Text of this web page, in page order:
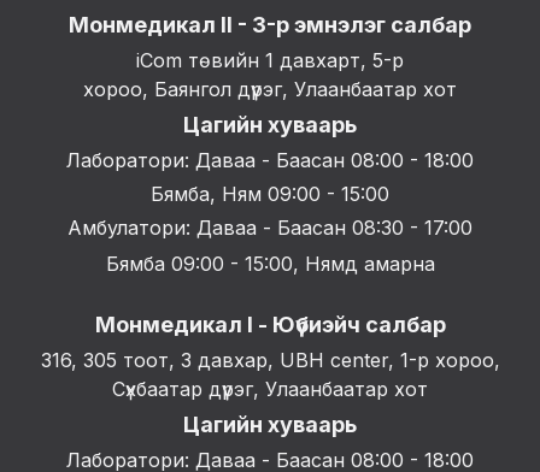
Монмедикал II - 3-р эмнэлэг салбар
iCom төвийн 1 давхарт, 5-р
хороо, Баянгол дүүрэг, Улаанбаатар хот
Цагийн хуваарь
Лаборатори: Даваа - Баасан 08:00 - 18:00
Бямба, Ням 09:00 - 15:00
Амбулатори: Даваа - Баасан 08:30 - 17:00
Бямба 09:00 - 15:00, Нямд амарна
Монмедикал I - Юүбиэйч салбар
316, 305 тоот, 3 давхар, UBH center, 1-р хороо,
Сүхбаатар дүүрэг, Улаанбаатар хот
Цагийн хуваарь
Лаборатори: Даваа - Баасан 08:00 - 18:00